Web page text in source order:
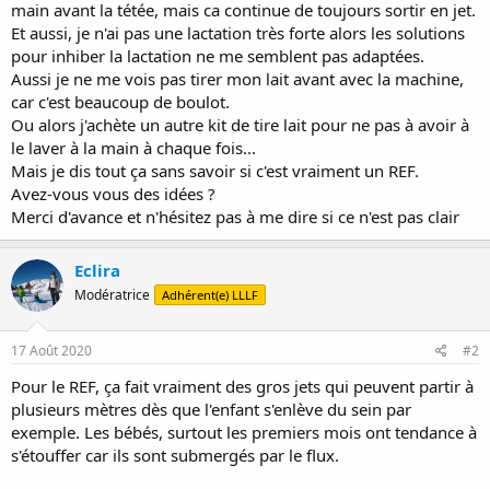
main avant la tétée, mais ca continue de toujours sortir en jet.
Et aussi, je n'ai pas une lactation très forte alors les solutions
pour inhiber la lactation ne me semblent pas adaptées.
Aussi je ne me vois pas tirer mon lait avant avec la machine,
car c'est beaucoup de boulot.
Ou alors j'achète un autre kit de tire lait pour ne pas à avoir à
le laver à la main à chaque fois...
Mais je dis tout ça sans savoir si c'est vraiment un REF.
Avez-vous vous des idées ?
Merci d'avance et n'hésitez pas à me dire si ce n'est pas clair
Eclira
Modératrice Adhérent(e) LLLF
17 Août 2020 #2
Pour le REF, ça fait vraiment des gros jets qui peuvent partir à
plusieurs mètres dès que l'enfant s'enlève du sein par
exemple. Les bébés, surtout les premiers mois ont tendance à
s'étouffer car ils sont submergés par le flux.